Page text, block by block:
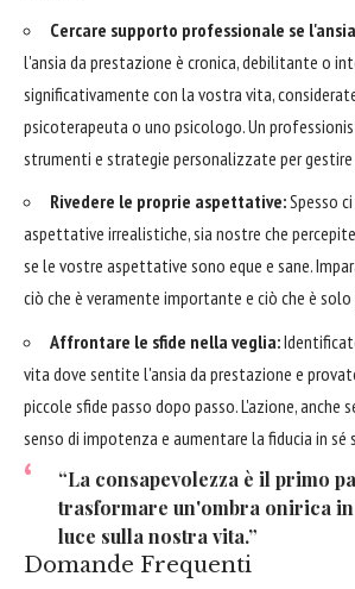
Cercare supporto professionale se
l'ansia da prestazione è cronica, debilitante o
significativamente con la vostra vita,
psicoterapeuta o uno psicologo. Un
strumenti e strategie personalizzate per gestire
Rivedere le proprie aspettative:Spesso
aspettative irrealistiche, sia nostre che
se le vostre aspettative sono eque e sane.
ciò che è veramente importante e ciò che è solo
Affrontare le sfide nella veglia:
vita dove sentite l'ansia da prestazione e
piccole sfide passo dopo passo. L'azione, anche
senso di impotenza e aumentare la fiducia in sé
“La consapevolezza è il primo
trasformare un'ombra onirica
luce sulla nostra vita.”
Domande Frequenti